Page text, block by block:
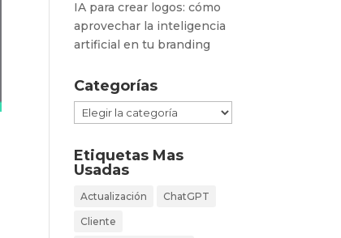
IA para crear logos: cómo
aprovechar la inteligencia
artificial en tu branding
Categorías
Categorías
Etiquetas Mas
Usadas
Actualización ChatGPT
Cliente